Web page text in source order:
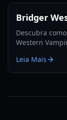
Bridger
Descubra
Western
Leia Mais